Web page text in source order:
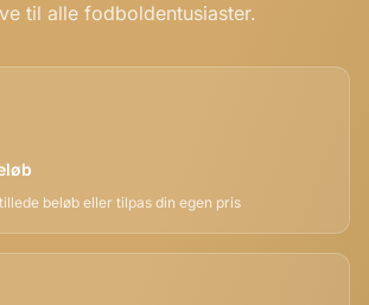
til alle fodboldentusiaster.
beløb eller tilpas din egen pris